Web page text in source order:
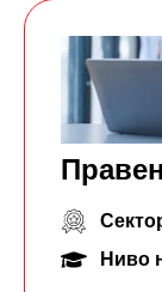
Ниво